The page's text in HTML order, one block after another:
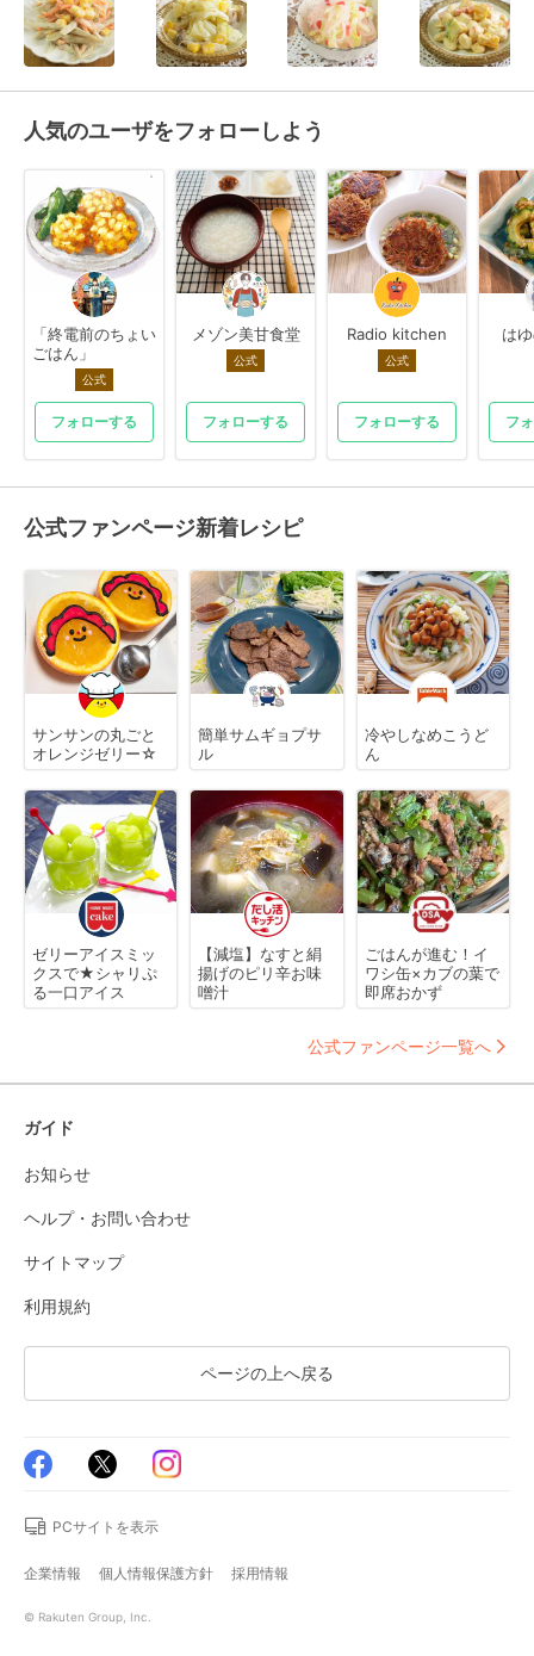
人気のユーザをフォローしよう
「終電前のちょい
ごはん」
公式
フォローする
メゾン美甘食堂
公式
フォローする
Radio kitchen
公式
フォローする
は
フ
公式ファンページ新着レシピ
サンサンの丸ごと
オレンジゼリー☆
簡単サムギョプサ
ル
冷やしなめこうど
ん
ゼリーアイスミッ
クスで★シャリぷ
る一口アイス
【減塩】なすと絹
揚げのピリ辛お味
噌汁
ごはんが進む！イ
ワシ缶×カブの葉で
即席おかず
公式ファンページ一覧へ
ガイド
お知らせ
ヘルプ・お問い合わせ
サイトマップ
利用規約
ページの上へ戻る
PCサイトを表示
企業情報 個人情報保護方針 採用情報
© Rakuten Group, Inc.